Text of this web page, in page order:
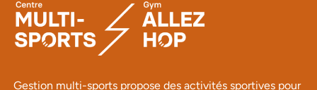
Gestion multi-sports propose des activités sportives pour